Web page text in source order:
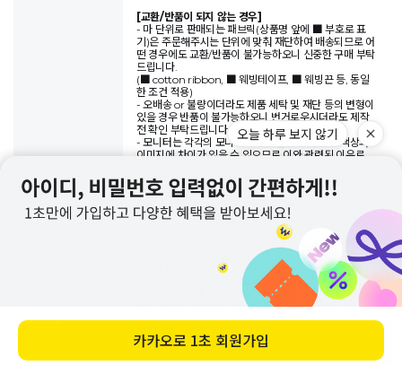
바로 구매하기
[교환/반품이 되지 않는 경우]
- 마 단위로 판매되는 패브릭(상품명 앞에 ■ 부호로 표
기)은 주문해주시는 단위에 맞춰 재단하여 배송되므로 어
떤 경우에도 교환/반품이 불가능하오니 신중한 구매 부탁
드립니다.
(■ cotton ribbon, ■ 웨빙테이프, ■ 웨빙끈 등, 동일
한 조건 적용)
- 오배송 or 불량이더라도 제품 세탁 및 재단 등의 변형이
있을 경우 반품이 불가능하오니 번거로우시더라도 제작
전 확인 부탁드립니다.
- 모니터는 각각의 모니터마다 화면에 보여 지는 색상과
이미지에 차이가 있을 수 있으므로 이와 관련된 이유로
- 데일리라이크의 제품은 기본적으로 패턴을 활용하여
만들어집니다.
원단의 어느 부분을 어떻게 자르느냐에 따라 화면상에 보
이는 이미지와 달리 보일 수 있으므로 이와 관련된 이유
- 사용흔적 및 제품불량으로 보이기 위해 고의로 제품을
훼손한 흔적이 있을 경우 교환/반품은 불가능합니다.
- 솜의 경우 제품의 특성상 개봉하는 것만으로도 사용으
로 간주되기에 개봉 후 교환/반품이 불가합니다.
- 상세페이지 내 개별적으로 교환/반품 사항이 있을 경우
해당 내용을 우선하여 교환/반품 기준이 적용됩니다.
- 제품 포장이 훼손됐을 경우 어떠한 경우에서도 교환/반
품이 불가능하오니 신중한 구매 부탁드립니다.
- 반품이 접수되었더라도 반송된 물품 상태 확인 후 사용
오늘 하루 보지 않기
카카오로 1초 회원가입